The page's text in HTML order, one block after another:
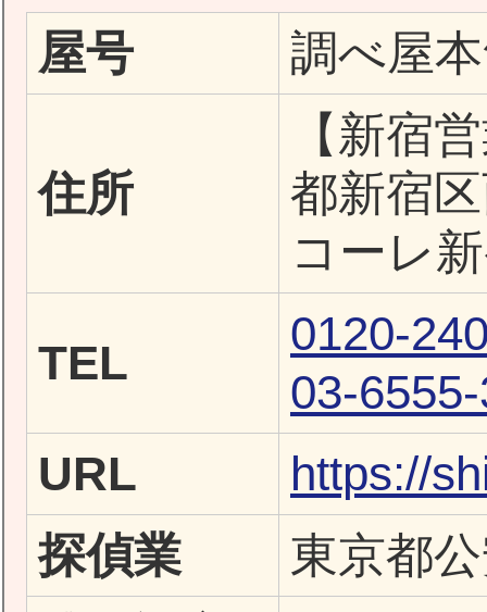
屋号 調べ屋
住所
【新宿
都新宿
コーレ
TEL
0120-
03-
URL
https://
探偵業
東京都